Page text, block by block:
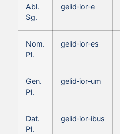
Abl.
Sg.
gelid‑ior‑e
Nom.
Pl.
gelid‑ior‑es
Gen.
Pl.
gelid‑ior‑um
Dat.
Pl.
gelid‑ior‑ibus